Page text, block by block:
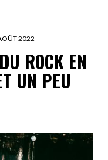
2022
ROCK EN
UN PEU